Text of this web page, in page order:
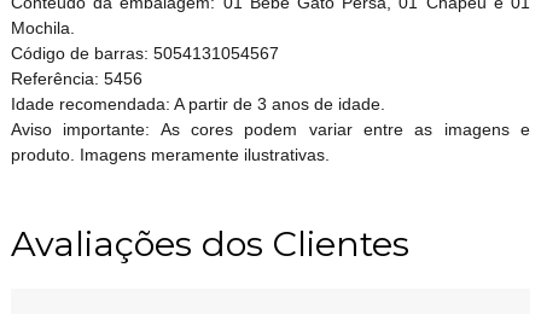
Mochila.
Código de barras: 5054131054567
Referência: 5456
Idade recomendada: A partir de 3 anos de idade.
Aviso importante: As cores podem variar entre as imagens e
produto. Imagens meramente ilustrativas.
Avaliações dos Clientes